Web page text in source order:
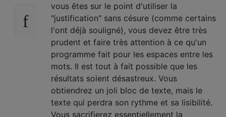
vous êtes sur le point d'utiliser la
"justification" sans césure (comme certains
l'ont déjà souligné), vous devez être très
prudent et faire très attention à ce qu'un
programme fait pour les espaces entre les
mots. Il est tout à fait possible que les
résultats soient désastreux. Vous
obtiendrez un joli bloc de texte, mais le
texte qui perdra son rythme et sa lisibilité.
Vous sacrifierez essentiellement la